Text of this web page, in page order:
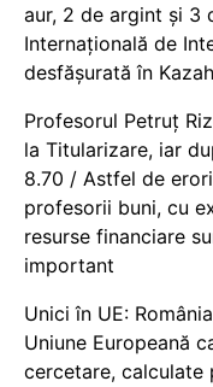
aur, 2 de argint și 3
Internațională de
desfășurată în
Profesorul Petruț
la Titularizare, iar
8.70 / Astfel de
profesorii buni, cu
resurse financiare
important
Unici în UE:
Uniune Europeană
cercetare, calculate